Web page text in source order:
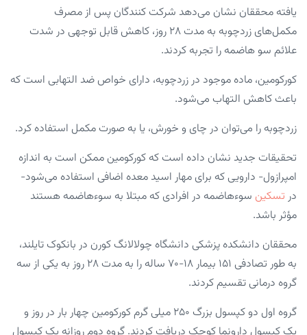
یافته محققان نشان می‌دهد شرکت کنندگان پس از مصرف
مکمل‌های زردچوبه به مدت ۲۸ روز، کاهش قابل توجهی در شدت
علائم سو هاضمه را تجربه کردند.
کورکومین، ماده موجود در زردچوبه، دارای خواص ضد التهابی است که
باعث کاهش التهاب می‌شود.
زردچوبه را می‌توان در چای و خورش، یا به صورت مکمل استفاده کرد.
تحقیقات جدید نشان داده است که کورکومین ممکن است به اندازه
امپرازول- دارویی که برای مهار اسید معده اضافی استفاده می‌شود-
در تسکین سوءهاضمه در افرادی که مبتلا به سوءهاضمه هستند
مؤثر باشد.
محققان دانشکده پزشکی دانشگاه چولالانگ کورن در بانکوک تایلند،
به طور تصادفی ۱۵۱ بیمار ۱۸-۷۰ ساله را به مدت ۲۸ روز به یکی از سه
گروه درمانی تقسیم کردند.
گروه اول دو کپسول بزرگ ۲۵۰ میلی گرم کورکومین چهار بار در روز و